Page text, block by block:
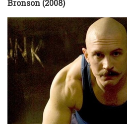
Bronson (2008)